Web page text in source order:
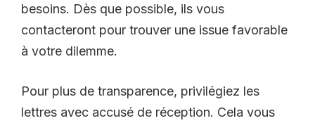
besoins. Dès que possible, ils vous
contacteront pour trouver une issue favorable
à votre dilemme.
Pour plus de transparence, privilégiez les
lettres avec accusé de réception. Cela vous